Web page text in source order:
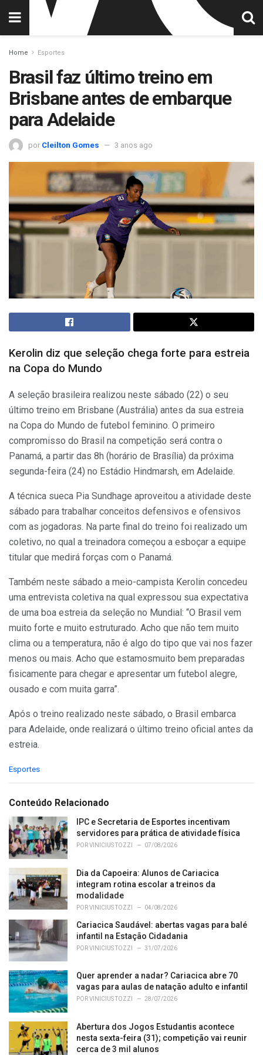
Home Esportes
Brasil faz último treino em
Brisbane antes de embarque
para Adelaide
por Cleilton Gomes 3 anos ago
Kerolin diz que seleção chega forte para estreia
na Copa do Mundo
A seleção brasileira realizou neste sábado (22) o seu
último treino em Brisbane (Austrália) antes da sua estreia
na Copa do Mundo de futebol feminino. O primeiro
compromisso do Brasil na competição será contra o
Panamá, a partir das 8h (horário de Brasília) da próxima
segunda-feira (24) no Estádio Hindmarsh, em Adelaide.
A técnica sueca Pia Sundhage aproveitou a atividade deste
sábado para trabalhar conceitos defensivos e ofensivos
com as jogadoras. Na parte final do treino foi realizado um
coletivo, no qual a treinadora começou a esboçar a equipe
titular que medirá forças com o Panamá.
Também neste sábado a meio-campista Kerolin concedeu
uma entrevista coletiva na qual expressou sua expectativa
de uma boa estreia da seleção no Mundial: “O Brasil vem
muito forte e muito estruturado. Acho que não tem muito
clima ou a temperatura, não é algo do tipo que vai nos fazer
menos ou mais. Acho que estamosmuito bem preparadas
fisicamente para chegar e apresentar um futebol alegre,
ousado e com muita garra”.
Após o treino realizado neste sábado, o Brasil embarca
para Adelaide, onde realizará o último treino oficial antes da
estreia.
C
e
o
r
i
e
:
Esportes
Conteúdo Relacionado
IPC e Secretaria de Esportes incentivam
servidores para prática de atividade física
PORVINICIUS TOZZI 07/08/2026
Dia da Capoeira: Alunos de Cariacica
integram rotina escolar a treinos da
modalidade
PORVINICIUS TOZZI 04/08/2026
Cariacica Saudável: abertas vagas para balé
infantil na Estação Cidadania
PORVINICIUS TOZZI 31/07/2026
Quer aprender a nadar? Cariacica abre 70
vagas para aulas de natação adulto e infantil
PORVINICIUS TOZZI 28/07/2026
Abertura dos Jogos Estudantis acontece
nesta sexta-feira (31); competição vai reunir
cerca de 3 mil alunos